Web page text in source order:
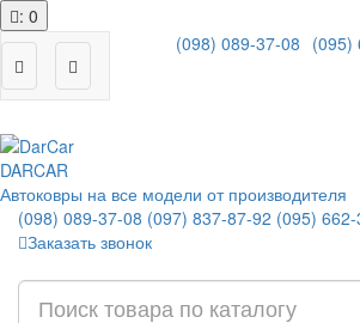
: 0
(098) 089-37-08 (095)
DARCAR
Автоковры на все модели от производителя
(098) 089-37-08 (097) 837-87-92 (095)
Заказать звонок